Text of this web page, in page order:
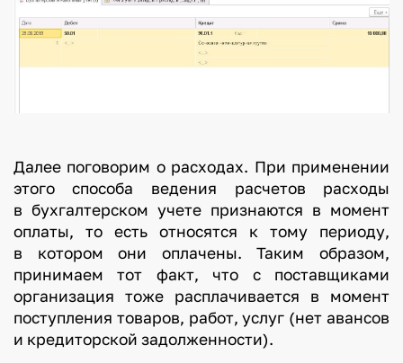
Далее поговорим о расходах. При применении
этого способа ведения расчетов расходы
в бухгалтерском учете признаются в момент
оплаты, то есть относятся к тому периоду,
в котором они оплачены. Таким образом,
принимаем тот факт, что с поставщиками
организация тоже расплачивается в момент
поступления товаров, работ, услуг (нет авансов
и кредиторской задолженности).